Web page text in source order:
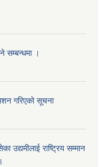
सम्बन्धमा ।
गरिएको सूचना
उद्यमीलाई राष्ट्रिय सम्मान